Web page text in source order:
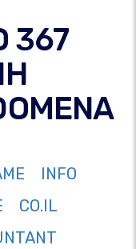
367
INFO
CO.IL